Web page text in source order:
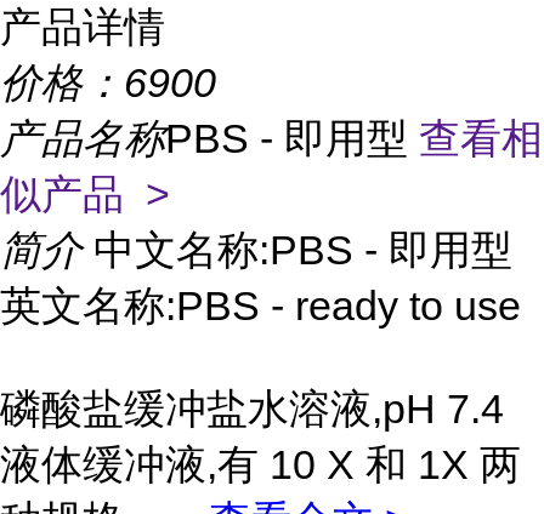
产品详情
价格： 6900
产品名称PBS - 即用型 查看相
似产品 >
简介 中文名称:PBS - 即用型
英文名称:PBS - ready to use
磷酸盐缓冲盐水溶液,pH 7.4
液体缓冲液,有 10 X 和 1X 两